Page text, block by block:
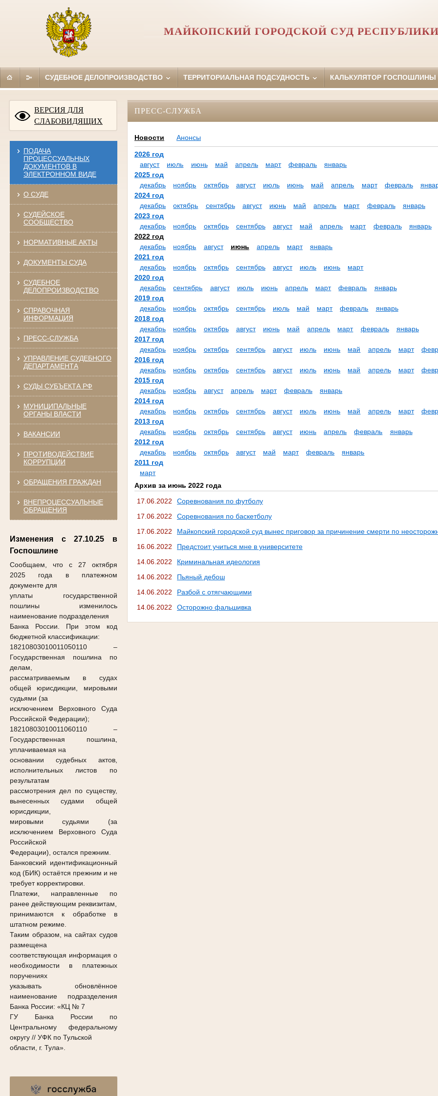
МАЙКОПСКИЙ ГОРОДСКОЙ СУД
СУДЕБНОЕ ДЕЛОПРОИЗВОДСТВО ТЕРРИТОРИАЛЬНАЯ ПОДСУДНОСТЬ КАЛЬКУЛЯТОР ГОСПОШЛИНЫ
ВЕРСИЯ ДЛЯ
СЛАБОВИДЯЩИХ
ПОДАЧА
ПРОЦЕССУАЛЬНЫХ
ДОКУМЕНТОВ В
ЭЛЕКТРОННОМ ВИДЕ
О СУДЕ
СУДЕЙСКОЕ
СООБЩЕСТВО
НОРМАТИВНЫЕ АКТЫ
ДОКУМЕНТЫ СУДА
СУДЕБНОЕ
ДЕЛОПРОИЗВОДСТВО
СПРАВОЧНАЯ
ИНФОРМАЦИЯ
ПРЕСС-СЛУЖБА
УПРАВЛЕНИЕ СУДЕБНОГО
ДЕПАРТАМЕНТА
СУДЫ СУБЪЕКТА РФ
МУНИЦИПАЛЬНЫЕ
ОРГАНЫ ВЛАСТИ
ВАКАНСИИ
ПРОТИВОДЕЙСТВИЕ
КОРРУПЦИИ
ОБРАЩЕНИЯ ГРАЖДАН
ВНЕПРОЦЕССУАЛЬНЫЕ
ОБРАЩЕНИЯ
Изменения с 27.10.25 в
Госпошлине
Сообщаем, что с 27 октября
2025 года в платежном
документе для
уплаты государственной
пошлины изменилось
наименование подразделения
Банка России. При этом код
бюджетной классификации:
18210803010011050110–
Государственная пошлина по
делам,
рассматриваемым в судах
общей юрисдикции, мировыми
судьями (за
исключением Верховного Суда
Российской Федерации);
18210803010011060110–
Государственная пошлина,
уплачиваемая на
основании судебных актов,
исполнительных листов по
результатам
рассмотрения дел по существу,
вынесенных судами общей
юрисдикции,
мировыми судьями (за
исключением Верховного Суда
Российской
Федерации), остался прежним.
Банковский идентификационный
код (БИК) остаётся прежним и не
требует корректировки.
Платежи, направленные по
ранее действующим реквизитам,
принимаются к обработке в
штатном режиме.
Таким образом, на сайтах судов
размещена
соответствующая информация о
необходимости в платежных
поручениях
указывать обновлённое
наименование подразделения
Банка России: «КЦ № 7
ГУ Банка России по
Центральному федеральному
округу // УФК по Тульской
области, г. Тула».
ПРЕСС-СЛУЖБА
Новости Анонсы
2026 год
август
июль июнь май апрель март февраль
январь
2025 год
декабрь
ноябрь октябрь август июль июнь май апрель март февраль
2024 год
декабрь
октябрь сентябрь август июнь май апрель март февраль
январь
2023 год
декабрь
ноябрь октябрь сентябрь август май апрель март февраль
январь
2022 год
декабрь
ноябрь август июнь апрель март
январь
2021 год
декабрь
ноябрь октябрь сентябрь август июль июнь
март
2020 год
декабрь
сентябрь август июль июнь апрель март февраль
январь
2019 год
декабрь
ноябрь октябрь сентябрь июль май март февраль
январь
2018 год
декабрь
ноябрь октябрь август июнь май апрель март февраль
январь
2017 год
декабрь
ноябрь октябрь сентябрь август июль июнь май апрель март
2016 год
декабрь
ноябрь октябрь сентябрь август июль июнь май апрель март
2015 год
декабрь
ноябрь август апрель март февраль
январь
2014 год
декабрь
ноябрь октябрь сентябрь август июль июнь май апрель март
2013 год
декабрь
ноябрь октябрь сентябрь август июнь апрель февраль
январь
2012 год
декабрь
ноябрь октябрь август май март февраль
январь
2011 год
март
Архив за июнь 2022 года
17.06.2022
Соревнования по футболу
17.06.2022
Соревнования по баскетболу
17.06.2022
Майкопский городской суд вынес приговор за причинение смерти по
16.06.2022
Предстоит учиться мне в университете
14.06.2022
Криминальная идеология
14.06.2022
Пьяный дебош
14.06.2022
Разбой с отягчающими
14.06.2022
Осторожно фальшивка